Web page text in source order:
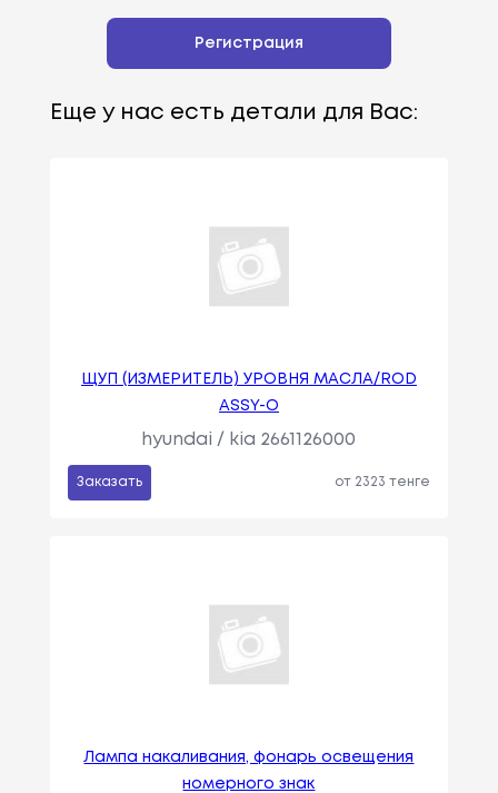
Регистрация
Еще у нас есть детали для Вас:
ЩУП (ИЗМЕРИТЕЛЬ) УРОВНЯ МАСЛА/ROD
ASSY-O
hyundai / kia 2661126000
Заказать от 2323 тенге
Лампа накаливания, фонарь освещения
номерного знак